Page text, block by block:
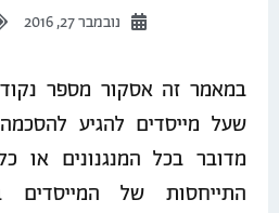
נובמבר 27, 2016
במאמר זה אסקור מספר
שעל מייסדים להגיע
מדובר בכל המנגנונים או
התייחסות של